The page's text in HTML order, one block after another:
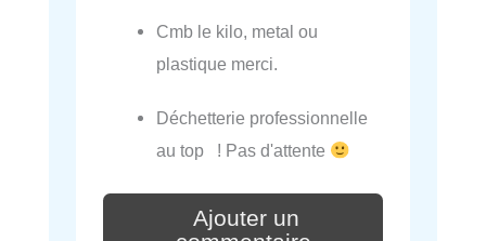
Cmb le kilo, metal ou
plastique merci.
Déchetterie professionnelle
au top ! Pas d'attente
Ajouter un